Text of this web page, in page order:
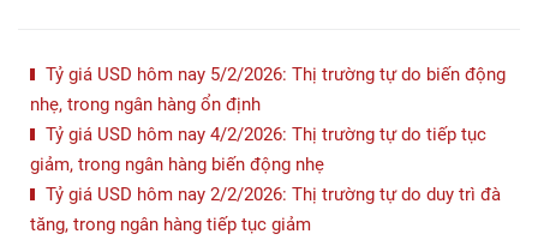
Tỷ giá USD hôm nay 5/2/2026: Thị trường tự do biến động
nhẹ, trong ngân hàng ổn định
Tỷ giá USD hôm nay 4/2/2026: Thị trường tự do tiếp tục
giảm, trong ngân hàng biến động nhẹ
Tỷ giá USD hôm nay 2/2/2026: Thị trường tự do duy trì đà
tăng, trong ngân hàng tiếp tục giảm